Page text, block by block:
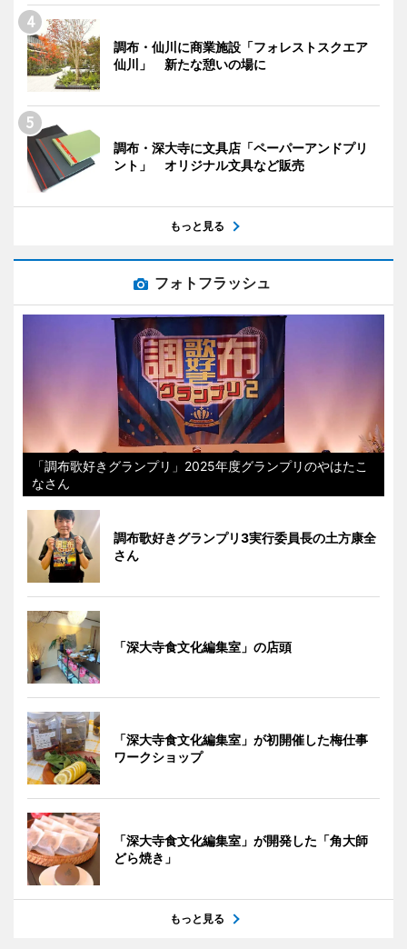
調布・仙川に商業施設「フォレストスクエア
仙川」 新たな憩いの場に
調布・深大寺に文具店「ペーパーアンドプリ
ント」 オリジナル文具など販売
もっと見る
フォトフラッシュ
「調布歌好きグランプリ」2025年度グランプリのやはたこ
なさん
調布歌好きグランプリ3実行委員長の土方康全
さん
「深大寺食文化編集室」の店頭
「深大寺食文化編集室」が初開催した梅仕事
ワークショップ
「深大寺食文化編集室」が開発した「角大師
どら焼き」
もっと見る